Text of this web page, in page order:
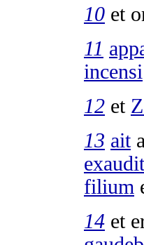
10 et
11
incensi
12 et
13 ait
filium
14 et